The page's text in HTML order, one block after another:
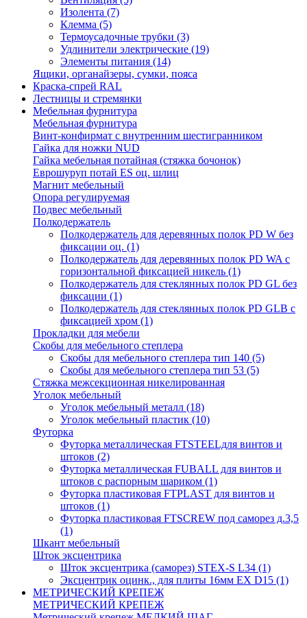
Изолента (7)
Клемма (5)
Термоусадочные трубки (3)
Удлинители электрические (19)
Элементы питания (14)
Ящики, органайзеры, сумки, пояса
Краска-спрей RAL
Лестницы и стремянки
Мебельная фурнитура
Мебельная фурнитура
Винт-конфирмат с внутренним шестигранником
Гайка для ножки NUD
Гайка мебельная потайная (стяжка бочонок)
Еврошуруп потай ES оц. шлиц
Магнит мебельный
Опора регулируемая
Подвес мебельный
Полкодержатель
Полкодержатель для деревянных полок PD W без
фиксации оц. (1)
Полкодержатель для деревянных полок PD WA с
горизонтальной фиксацией никель (1)
Полкодержатель для стеклянных полок PD GL без
фиксации (1)
Полкодержатель для стеклянных полок PD GLВ с
фиксацией хром (1)
Прокладки для мебели
Скобы для мебельного степлера
Скобы для мебельного степлера тип 140 (5)
Скобы для мебельного степлера тип 53 (5)
Стяжка межсекционная никелированная
Уголок мебельный
Уголок мебельный металл (18)
Уголок мебельный пластик (10)
Футорка
Футорка металлическая FTSTEELдля винтов и
штоков (2)
Футорка металлическая FUBALL для винтов и
штоков с распорным шариком (1)
Футорка пластиковая FTPLAST для винтов и
штоков (1)
Футорка пластиковая FTSCREW под саморез д.3,5
(1)
Шкант мебельный
Шток эксцентрика
Шток эксцентрика (саморез) STEX-S L34 (1)
Эксцентрик оцинк., для плиты 16мм EX D15 (1)
МЕТРИЧЕСКИЙ КРЕПЕЖ
МЕТРИЧЕСКИЙ КРЕПЕЖ